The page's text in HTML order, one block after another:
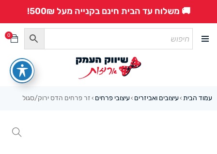
🚚 משלוח עד הבית חינם בקנייה מעל 500₪!
0
עמוד הבית ›עיצובים ואביזרים ›עיצובי פרחים › זר פרחים הדס ירוק/סגול